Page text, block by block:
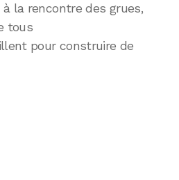
la rencontre des grues,
tous
pour construire de